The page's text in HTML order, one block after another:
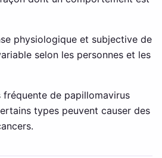
physiologique et subjective de
selon les personnes et les
fréquente de papillomavirus
types peuvent causer des